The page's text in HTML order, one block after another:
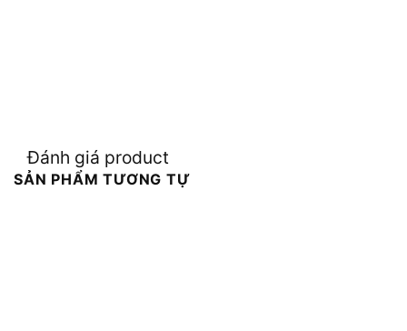
Đánh giá product
SẢN PHẨM TƯƠNG TỰ